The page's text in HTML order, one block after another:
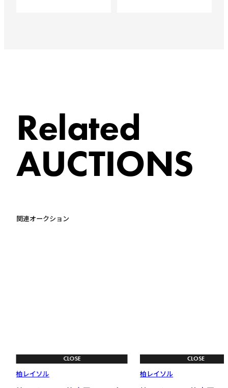
Related
AUCTIONS
関連オークション
CLOSE
柏レイソル
CLOSE
柏レイソル